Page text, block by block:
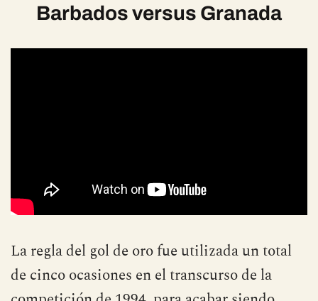
Barbados versus Granada
La regla del gol de oro fue utilizada un total
de cinco ocasiones en el transcurso de la